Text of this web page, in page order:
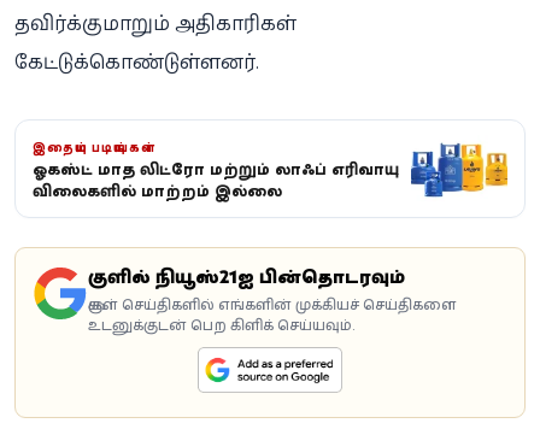
தவிர்க்குமாறும் அதிகாரிகள்
கேட்டுக்கொண்டுள்ளனர்.
இதையும் படியுங்கள்
ஓகஸ்ட் மாத லிட்ரோ மற்றும் லாஃப் எரிவாயு
விலைகளில் மாற்றம் இல்லை
கூகுளில் நியூஸ்21ஐ பின்தொடரவும்
கூகுள் செய்திகளில் எங்களின் முக்கியச் செய்திகளை
உடனுக்குடன் பெற கிளிக் செய்யவும்.